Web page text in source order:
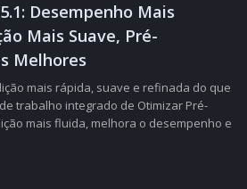
Desempenho Mais
Mais Suave, Pré-
Melhores
mais rápida, suave e refinada do que
trabalho integrado de Otimizar Pré-
mais fluida, melhora o desempenho e